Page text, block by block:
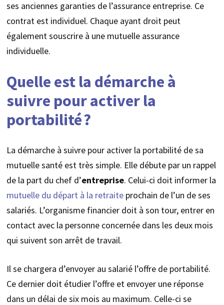
ses anciennes garanties de l’assurance entreprise. Ce
contrat est individuel. Chaque ayant droit peut
également souscrire à une mutuelle assurance
individuelle.
Quelle est la démarche à
suivre pour activer la
portabilité ?
La démarche à suivre pour activer la portabilité de sa
mutuelle santé est très simple. Elle débute par un rappel
de la part du chef d’entreprise. Celui-ci doit informer la
mutuelle du départ à la retraiteprochain de l’un de ses
salariés. L’organisme financier doit à son tour, entrer en
contact avec la personne concernée dans les deux mois
qui suivent son arrêt de travail.
Il se chargera d’envoyer au salarié l’offre de portabilité.
Ce dernier doit étudier l’offre et envoyer une réponse
dans un délai de six mois au maximum. Celle-ci se